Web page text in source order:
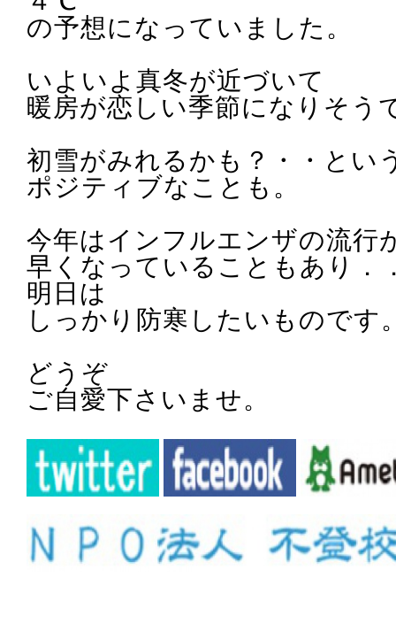
の予想になっていました。
いよいよ真冬が近づいて
暖房が恋しい季節になりそう
初雪がみれるかも？・・とい
ポジティブなことも。
今年はインフルエンザの流行
早くなっていることもあり．
明日は
しっかり防寒したいものです
どうぞ
ご自愛下さいませ。